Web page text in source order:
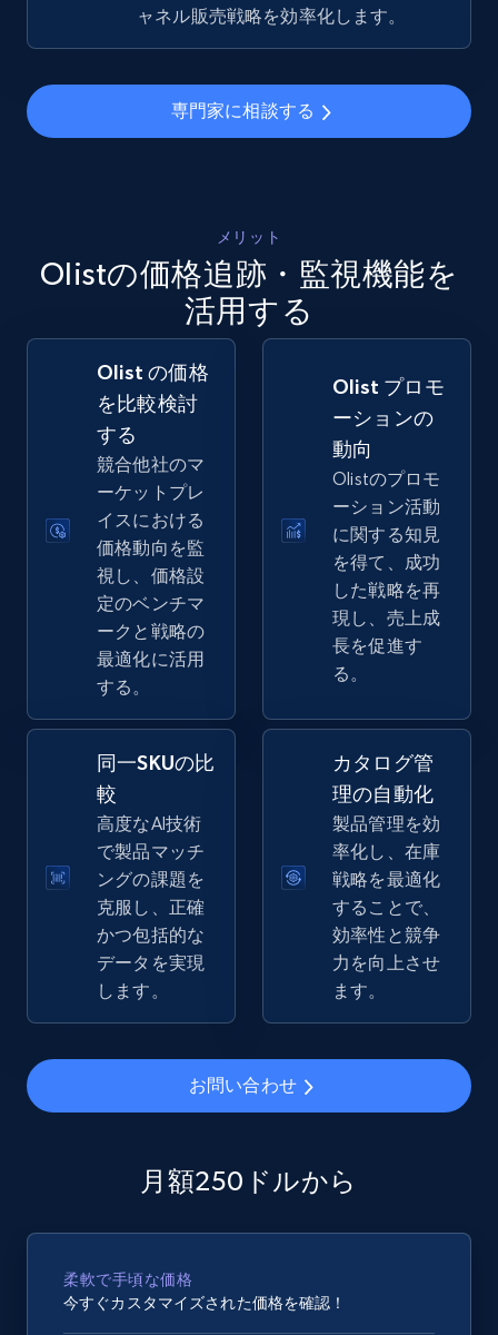
5.4K+ 668+ 今すぐ始める
5.4K+ 668+ 今すぐ始める
Amazon sellers info
Seller id, URL, Seller name, Description, Detailed
info, Stars, Feedbacks, Return policy, and more.
2.5K+ 378+ 今すぐ始める
URL, Product id, Title, Seller name, Seller rating,
Seller reviews, Breadcrumbs, Root category, and
2.5K+ 359+ 今すぐ始める
eBay - Gather data on products using
specified keywords
URL, Product id, Title, Seller name, Seller rating,
Seller reviews, Breadcrumbs, Root category, and
URL, Product id, Title, Seller name, Seller rating,
Seller reviews, Breadcrumbs, Root category, and
2.5K+ 359+
ャネル販売戦略を効率化します。
専門家に相談する
メリット
Olistの価格追跡・監視機能を
活用する
Olist の価格
を比較検討
する
競合他社のマ
ーケットプレ
イスにおける
価格動向を監
視し、価格設
定のベンチマ
ークと戦略の
最適化に活用
する。
Olist プロモ
ーションの
動向
Olistのプロモ
ーション活動
に関する知見
を得て、成功
した戦略を再
現し、売上成
長を促進す
る。
同一SKUの比
較
高度なAI技術
で製品マッチ
ングの課題を
克服し、正確
かつ包括的な
データを実現
します。
カタログ管
理の自動化
製品管理を効
率化し、在庫
戦略を最適化
することで、
効率性と競争
力を向上させ
ます。
お問い合わせ
月額250ドルから
柔軟で手頃な価格
今すぐカスタマイズされた価格を確認！